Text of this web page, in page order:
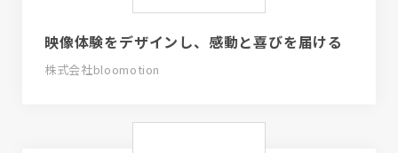
映像体験をデザインし、感動と喜びを届ける
株式会社bloomotion